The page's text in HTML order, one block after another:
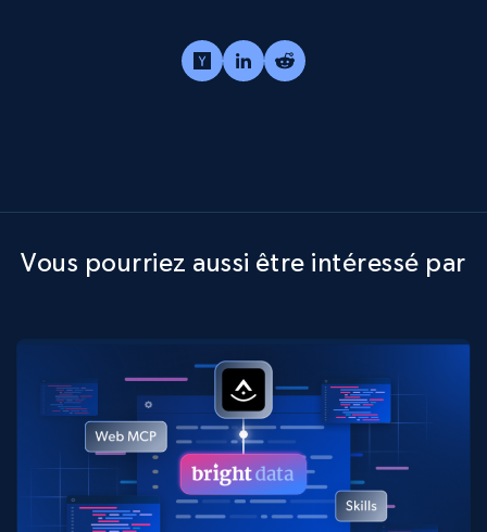
Vous pourriez aussi être intéressé par